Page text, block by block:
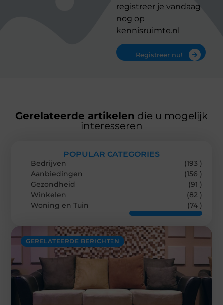
registreer je vandaag
nog op
kennisruimte.nl
Registreer nu!
Gerelateerde artikelen die u mogelijk
interesseren
GERELATEERDE BERICHTEN
POPULAR CATEGORIES
Bedrijven
(193 )
Aanbiedingen
(156 )
Gezondheid
(91 )
Winkelen
(82 )
Woning en Tuin
(74 )